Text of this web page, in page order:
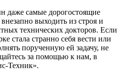
даже самые дорогостоящие
выходить из строя и
технических докторов. Если
стала странно себя вести или
порученную ей задачу, не
за помощью к нам, в
Техник».